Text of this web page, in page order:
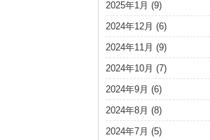
2025年1月 (9)
2024年12月 (6)
2024年11月 (9)
2024年10月 (7)
2024年9月 (6)
2024年8月 (8)
2024年7月 (5)